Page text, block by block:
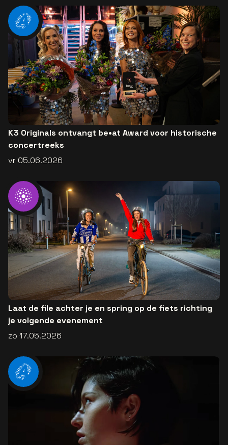
K3 Originals ontvangt be•at Award voor historische
concertreeks
vr 05.06.2026
Laat de file achter je en spring op de fiets richting
je volgende evenement
zo 17.05.2026